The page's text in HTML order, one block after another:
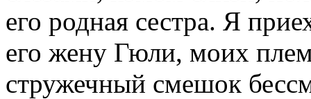
его родная сестра. Я
его жену Гюли, моих
стружечный смешок